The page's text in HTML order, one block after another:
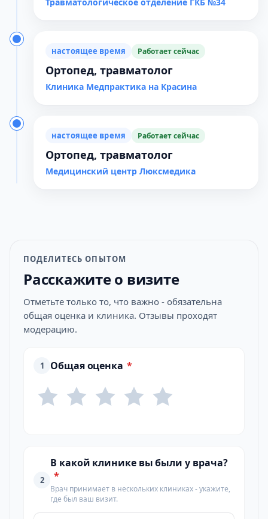
настоящее время Работает сейчас
Ортопед, травматолог
Клиника Медпрактика на Красина
настоящее время Работает сейчас
Ортопед, травматолог
Медицинский центр Люксмедика
ПОДЕЛИТЕСЬ ОПЫТОМ
Расскажите о визите
Отметьте только то, что важно - обязательна
общая оценка и клиника. Отзывы проходят
модерацию.
1 Общая оценка *
2
В какой клинике вы были у врача?
*
Врач принимает в нескольких клиниках - укажите,
где был ваш визит.